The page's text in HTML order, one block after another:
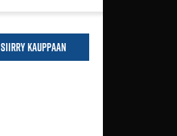
Siirry kauppaan